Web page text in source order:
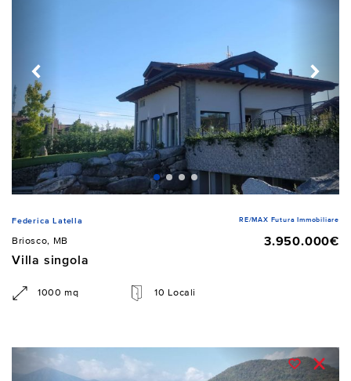
Federica Latella RE/MAX Futura Immobiliare
Briosco, MB
3.950.000€
Villa singola
1000 mq 10 Locali